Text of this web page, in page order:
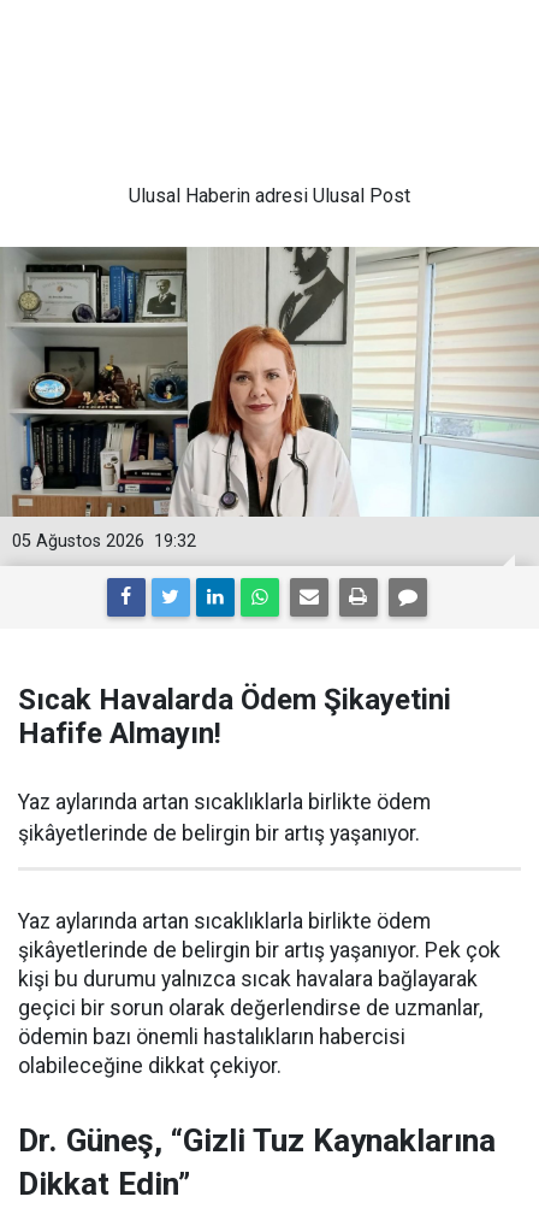
Ulusal Haberin adresi Ulusal Post
19:32
05 Ağustos 2026
Sıcak Havalarda Ödem Şikayetini
Hafife Almayın!
Yaz aylarında artan sıcaklıklarla birlikte ödem
şikâyetlerinde de belirgin bir artış yaşanıyor.
Yaz aylarında artan sıcaklıklarla birlikte ödem
şikâyetlerinde de belirgin bir artış yaşanıyor. Pek çok
kişi bu durumu yalnızca sıcak havalara bağlayarak
geçici bir sorun olarak değerlendirse de uzmanlar,
ödemin bazı önemli hastalıkların habercisi
olabileceğine dikkat çekiyor.
Dr. Güneş, “Gizli Tuz Kaynaklarına
Dikkat Edin”